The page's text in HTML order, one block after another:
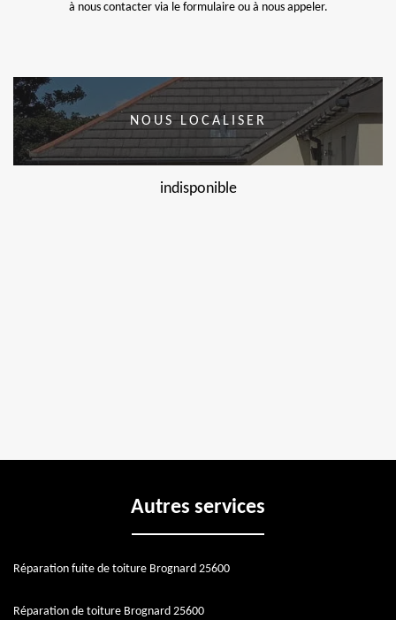
à nous contacter via le formulaire ou à nous appeler.
NOUS LOCALISER
indisponible
Autres services
Réparation fuite de toiture Brognard 25600
Réparation de toiture Brognard 25600